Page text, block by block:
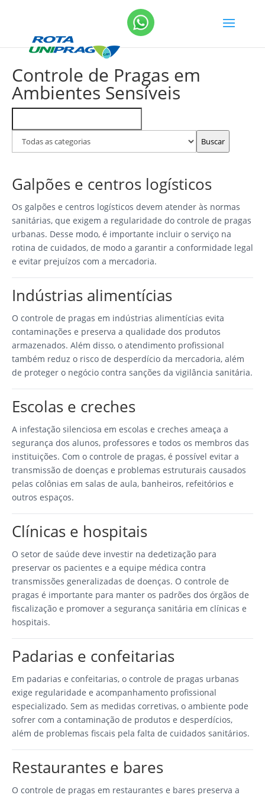
Controle de Pragas em
Ambientes Sensíveis
FAQs
por
categoria
Buscar
Galpões e centros logísticos
Os galpões e centros logísticos devem atender às normas
sanitárias, que exigem a regularidade do controle de pragas
urbanas. Desse modo, é importante incluir o serviço na
rotina de cuidados, de modo a garantir a conformidade legal
e evitar prejuízos com a mercadoria.
Indústrias alimentícias
O controle de pragas em indústrias alimentícias evita
contaminações e preserva a qualidade dos produtos
armazenados. Além disso, o atendimento profissional
também reduz o risco de desperdício da mercadoria, além
de proteger o negócio contra sanções da vigilância sanitária.
Escolas e creches
A infestação silenciosa em escolas e creches ameaça a
segurança dos alunos, professores e todos os membros das
instituições. Com o controle de pragas, é possível evitar a
transmissão de doenças e problemas estruturais causados
pelas colônias em salas de aula, banheiros, refeitórios e
outros espaços.
Clínicas e hospitais
O setor de saúde deve investir na dedetização para
preservar os pacientes e a equipe médica contra
transmissões generalizadas de doenças. O controle de
pragas é importante para manter os padrões dos órgãos de
fiscalização e promover a segurança sanitária em clínicas e
hospitais.
Padarias e confeitarias
Em padarias e confeitarias, o controle de pragas urbanas
exige regularidade e acompanhamento profissional
especializado. Sem as medidas corretivas, o ambiente pode
sofrer com a contaminação de produtos e desperdícios,
além de problemas fiscais pela falta de cuidados sanitários.
Restaurantes e bares
O controle de pragas em restaurantes e bares preserva a